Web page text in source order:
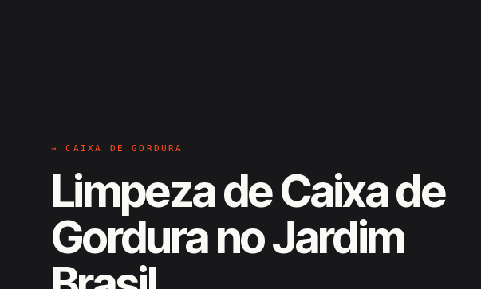
→ CAIXA DE GORDURA
Limpeza de Caixa de
Gordura no Jardim